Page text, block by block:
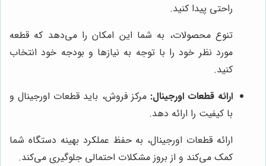
راحتی پیدا کنید.
تنوع محصولات، به شما این امکان را می‌دهد که قطعه
مورد نظر خود را با توجه به نیازها و بودجه خود انتخاب
کنید.
ارائه قطعات اورجینال: مرکز فروش، باید قطعات اورجینال و
با کیفیت را ارائه دهد.
ارائه قطعات اورجینال، به حفظ عملکرد بهینه دستگاه شما
کمک می‌کند و از بروز مشکلات احتمالی جلوگیری می‌کند.